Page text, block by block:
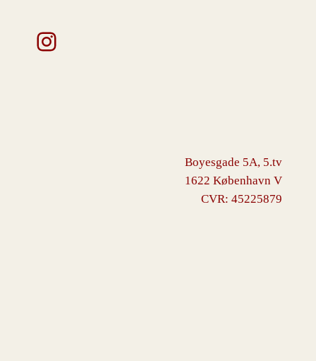
Instagram
Boyesgade 5A, 5.tv
1622 København V
CVR: 45225879